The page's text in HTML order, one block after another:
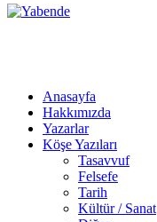
Anasayfa
Hakkımızda
Yazarlar
Köşe Yazıları
Tasavvuf
Felsefe
Tarih
Kültür / Sanat